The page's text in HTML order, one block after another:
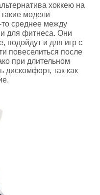
хоккею на
модели
то среднее между
для фитнеса. Они
подойдут и для игр с
повеселиться после
при длительном
дискомфорт, так как